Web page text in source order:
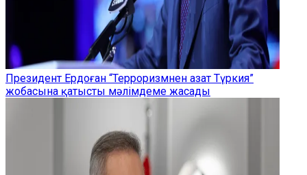
Президент Ердоған “Терроризмнен азат Түркия”
жобасына қатысты мәлімдеме жасады